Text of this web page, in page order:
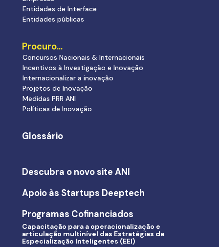
Entidades de Interface
Entidades públicas
Procuro…
Concursos Nacionais & Internacionais
Incentivos à Investigação e Inovação
Internacionalizar a inovação
Projetos de Inovação
Medidas PRR ANI
Políticas de Inovação
Glossário
Descubra o novo site ANI
Apoio às Startups Deeptech
Programas Cofinanciados
Capacitação para a operacionalização e
articulação multinível das Estratégias de
Especialização Inteligentes (EEI)